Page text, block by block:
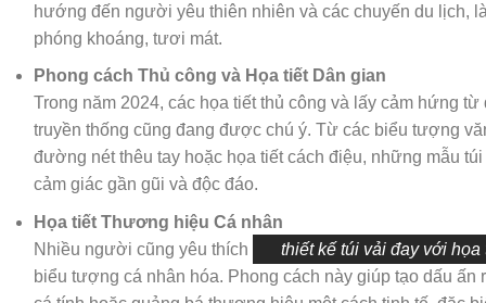
hướng đến người yêu thiên nhiên và các chuyến du lịch,
phóng khoáng, tươi mát.
Phong cách Thủ công và Họa tiết Dân gian
Trong năm 2024, các họa tiết thủ công và lấy cảm hứng từ
truyền thống cũng đang được chú ý. Từ các biểu tượng
đường nét thêu tay hoặc họa tiết cách điệu, những mẫu
cảm giác gần gũi và độc đáo.
Họa tiết Thương hiệu Cá nhân
Nhiều người cũng yêu thích
thiết kế túi vải đay với họa
biểu tượng cá nhân hóa. Phong cách này giúp tạo dấu ấn